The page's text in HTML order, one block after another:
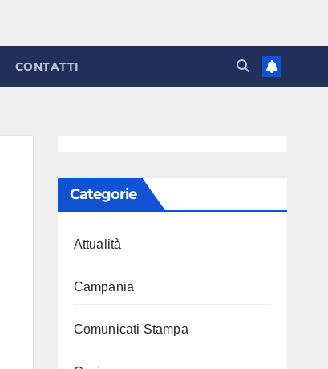
CONTATTI
Categorie
Attualità
Campania
Comunicati Stampa